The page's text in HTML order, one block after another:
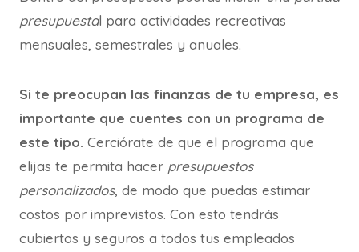
presupuestal para actividades recreativas
mensuales, semestrales y anuales.
Si te preocupan las finanzas de tu empresa, es
importante que cuentes con un programa de
este tipo. Cerciórate de que el programa que
elijas te permita hacer presupuestos
personalizados, de modo que puedas estimar
costos por imprevistos. Con esto tendrás
cubiertos y seguros a todos tus empleados